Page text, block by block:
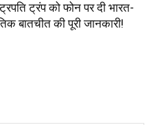
ट्रंप को फोन पर दी भारत-
बातचीत की पूरी जानकारी!